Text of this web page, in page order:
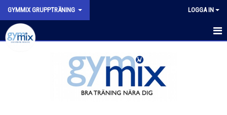
GYMMIX GRUPPTRÄNING LOGGA IN